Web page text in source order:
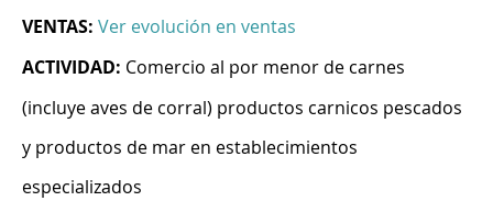
VENTAS: Ver evolución en ventas
ACTIVIDAD: Comercio al por menor de carnes
(incluye aves de corral) productos carnicos pescados
y productos de mar en establecimientos
especializados